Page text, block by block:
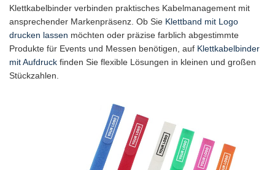
Klettkabelbinder verbinden praktisches Kabelmanagement mit
ansprechender Markenpräsenz. Ob Sie Klettband mit Logo
drucken lassen möchten oder präzise farblich abgestimmte
Produkte für Events und Messen benötigen, auf Klettkabelbinder
mit Aufdruck finden Sie flexible Lösungen in kleinen und großen
Stückzahlen.